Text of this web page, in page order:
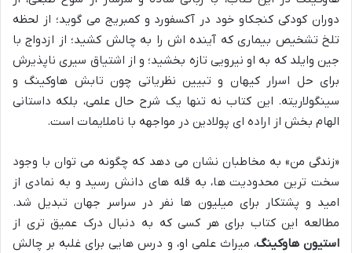
دوران کودکی کنجکاو خود در آکسفورد و کمبریج می گوید؛ از لحظه
تلخ تشخیص بیماری که آینده اش را به چالش کشید؛ از ازدواج با
جین وایلد که به او نیرویی تازه بخشید؛ و از اشتیاق سیری ناپذیرش
برای حل اسرار کیهان و تبیین نظریاتی چون تابش هاوکینگ و
سینگولاریته. این کتاب نه تنها یک شرح حال علمی، بلکه داستانی
الهام بخش از اراده ای پولادین در مواجهه با ناملایمات است.
«زندگی من» به مخاطبان نشان می دهد که چگونه می توان با وجود
سخت ترین محدودیت ها، به قله های دانش رسید و به نمادی از
امید و پشتکار برای میلیون ها نفر در سراسر جهان تبدیل شد.
مطالعه این کتاب برای هر کسی که به دنبال درک عمیق تری از
استیون هاوکینگ، میراث علمی او، و درس هایی برای غلبه بر چالش